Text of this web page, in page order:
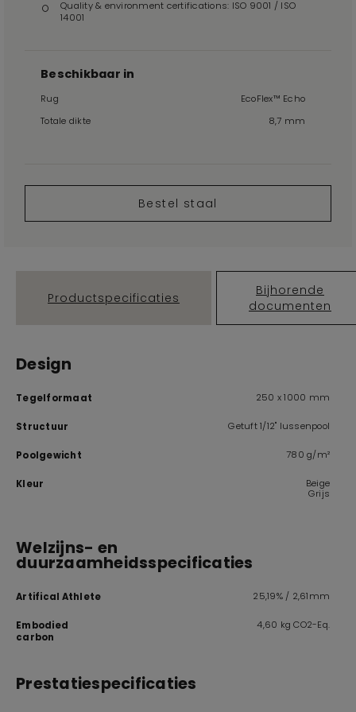
Quality & environment certifications: ISO 9001 / ISO
14001
Beschikbaar in
Rug
EcoFlex™ Echo
Totale dikte
8,7 mm
Bestel staal
Productspecificaties
Bijhorende
documenten
Design
Tegelformaat 250 x 1000 mm
Structuur Getuft 1/12" lussenpool
Poolgewicht 780 g/m²
Kleur
Beige
Grijs
Welzijns- en
duurzaamheidsspecificaties
Artifical Athlete 25,19% / 2,61mm
Embodied
carbon
4,60 kg CO2-Eq.
Prestatiespecificaties